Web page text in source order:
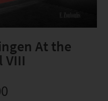
At the
VIII